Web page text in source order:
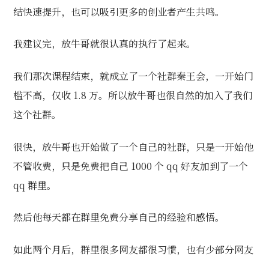
结快速提升，也可以吸引更多的创业者产生共鸣。
我建议完，放牛哥就很认真的执行了起来。
我们那次课程结束，就成立了一个社群秦王会，一开始门
槛不高，仅收 1.8 万。所以放牛哥也很自然的加入了我们
这个社群。
很快，放牛哥也开始做了一个自己的社群，只是一开始他
不管收费，只是免费把自己 1000 个 qq 好友加到了一个
qq 群里。
然后他每天都在群里免费分享自己的经验和感悟。
如此两个月后，群里很多网友都很习惯，也有少部分网友